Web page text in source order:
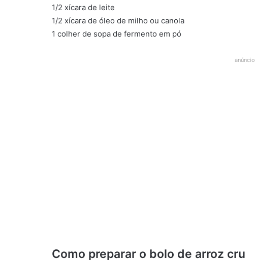
1/2 xícara de leite
1/2 xícara de óleo de milho ou canola
1 colher de sopa de fermento em pó
anúncio
Como preparar o bolo de arroz cru